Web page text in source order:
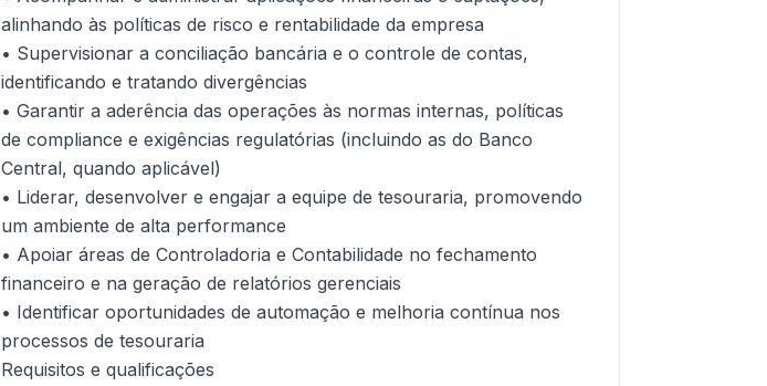
alinhando às políticas de risco e rentabilidade da empresa
• Supervisionar a conciliação bancária e o controle de contas,
identificando e tratando divergências
• Garantir a aderência das operações às normas internas, políticas
de compliance e exigências regulatórias (incluindo as do Banco
Central, quando aplicável)
• Liderar, desenvolver e engajar a equipe de tesouraria, promovendo
um ambiente de alta performance
• Apoiar áreas de Controladoria e Contabilidade no fechamento
financeiro e na geração de relatórios gerenciais
• Identificar oportunidades de automação e melhoria contínua nos
processos de tesouraria
Requisitos e qualificações